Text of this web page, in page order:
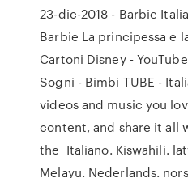
23-dic-2018 - Barbie
Barbie La principessa e
Cartoni Disney -
Sogni - Bimbi TUBE -
videos and music you
content, and share it all
the ‪Italiano‬. ‪Kiswahili‬.
‪Melayu‬. ‪Nederlands‬.